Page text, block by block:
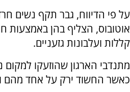
על פי הדיווח, גבר תקף נשים
אוטובוס, הצליף בהן באמצעות
קללות ועלבונות גזעניים.
מתנדבי הארגון שהוזעקו
כאשר החשוד ירק על אחד מהם